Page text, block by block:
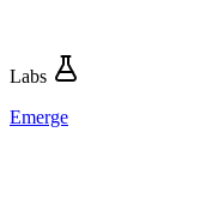
Labs
Emerge